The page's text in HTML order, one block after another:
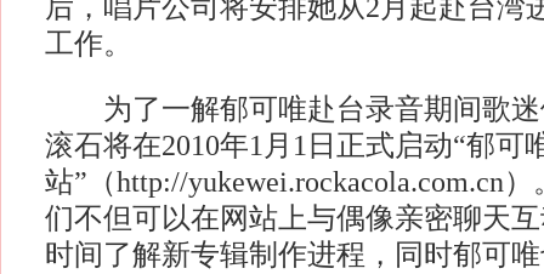
后，唱片公司将安排她从2月起赴台湾
工作。
为了一解郁可唯赴台录音期间歌迷
滚石将在2010年1月1日正式启动“郁可
站”（http://yukewei.rockacola.com.cn
们不但可以在网站上与偶像亲密聊天
时间了解新专辑制作进程，同时郁可